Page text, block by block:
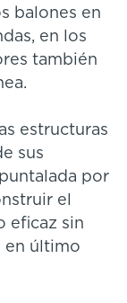
balones en
en los
también
estructuras
sus
por
el
eficaz sin
en último